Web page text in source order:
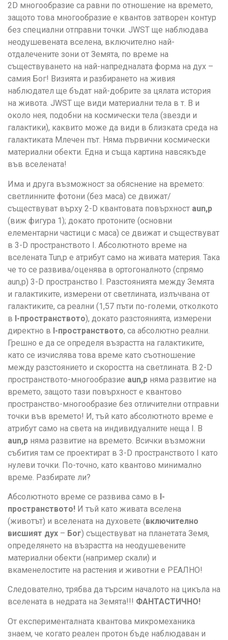
2D многообразие са равни по отношение на времето,
защото това многообразие е квантов затворен контур
без специални отправни точки. JWST ще наблюдава
неодушевената вселена, включително най-
отдалечените зони от Земята, по време на
съществуването на най-напредналата форма на дух –
самия Бог! Визията и разбирането на живия
наблюдател ще бъдат най-добрите за цялата история
на живота. JWST ще види материални тела в т. B и
около нея, подобни на космически тела (звезди и
галактики), каквито може да види в близката среда на
галактиката Млечен път. Няма първични космически
материални обекти. Една и съща картина навсякъде
във вселената!
Има и друга възможност за обяснение на времето:
светлинните фотони (без маса) се движат/
съществуват върху 2-D квантовата повърхност aun,p
(виж фигура 1); докато протоните (основни
елементарни частици с маса) се движат и съществуват
в 3-D пространството I. Абсолютното време на
вселената Tun,p е атрибут само на живата материя. Така
че то се развива/оценява в ортогоналното (спрямо
aun,p) 3-D пространство I. Разстоянията между Земята
и галактиките, измерени от светлината, излъчвана от
галактиките, са реални (1,57 пъти по-големи, отколкото
в I-пространството), докато разстоянията, измерени
директно в I-пространството, са абсолютно реални.
Грешно е да се определя възрастта на галактиките,
като се изчислява това време като съотношение
между разстоянието и скоростта на светлината. В 2-D
пространството-многообразие aun,p няма развитие на
времето, защото тази повърхност е квантово
пространство-многообразие без отличителни отправни
точки във времето! И, тъй като абсолютното време е
атрибут само на света на индивидуалните неща I. В
aun,p няма развитие на времето. Всички възможни
събития там се проектират в 3-D пространството I като
нулеви точки. По-точно, като квантово минимално
време. Разбирате ли?
Абсолютното време се развива само в I-
пространството! И тъй като живата вселена
(животът) и вселената на духовете (включително
висшият дух – Бог) съществуват на планетата Земя,
определянето на възрастта на неодушевените
материални обекти (например скали) и
вкаменелостите на растения и животни е РЕАЛНО!
Следователно, трябва да търсим началото на цикъла на
вселената в недрата на Земята!!! ФАНТАСТИЧНО!
От експерименталната квантова микромеханика
знаем, че когато реален протон бъде наблюдаван и